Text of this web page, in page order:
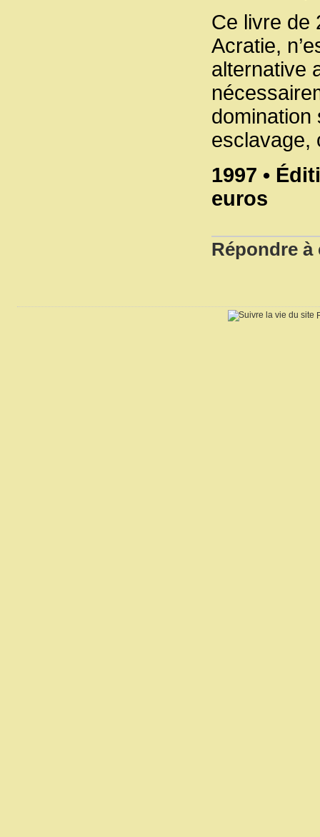
Ce livre de
Acratie,
alternative
domination
esclavage,
1997 •
euros
Répondre à